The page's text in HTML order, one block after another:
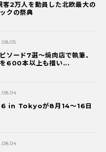
客2万人を動員した北欧最大の
クの祭典
ソード7選〜焼肉店で執筆、
600本以上も描い...
in Tokyoが8月14～16日